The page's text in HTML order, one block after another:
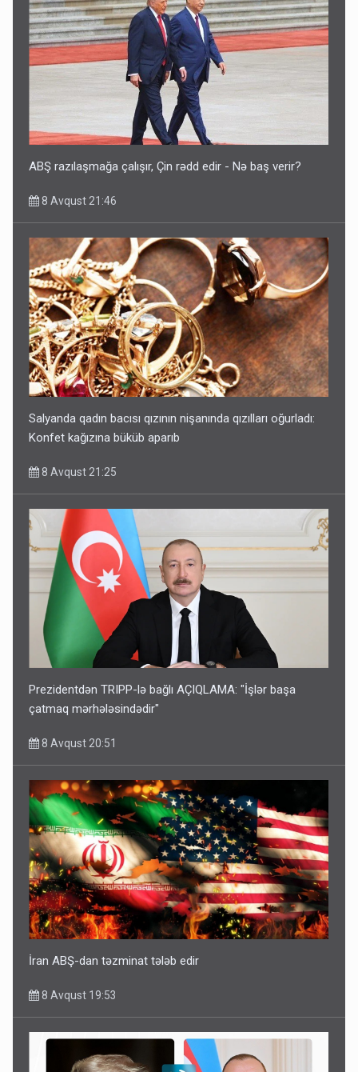
ABŞ razılaşmağa çalışır, Çin rədd edir - Nə baş verir?
8 Avqust 21:46
Salyanda qadın bacısı qızının nişanında qızılları oğurladı:
Konfet kağızına büküb aparıb
8 Avqust 21:25
Prezidentdən TRIPP-lə bağlı AÇIQLAMA: "İşlər başa
çatmaq mərhələsindədir"
8 Avqust 20:51
İran ABŞ-dan təzminat tələb edir
8 Avqust 19:53